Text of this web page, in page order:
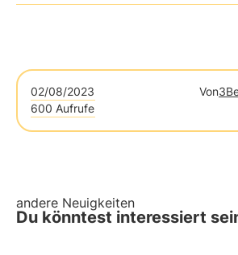
02/08/2023 Von
600 Aufrufe
andere Neuigkeiten
Du könntest interessiert